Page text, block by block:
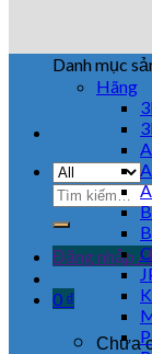
Đăng nhập /
0 ₫
Chưa
Danh mục
Hãng